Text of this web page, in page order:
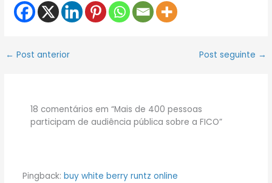
← Post anterior Post seguinte →
18 comentários em “Mais de 400 pessoas
participam de audiência pública sobre a FICO”
Pingback: buy white berry runtz online